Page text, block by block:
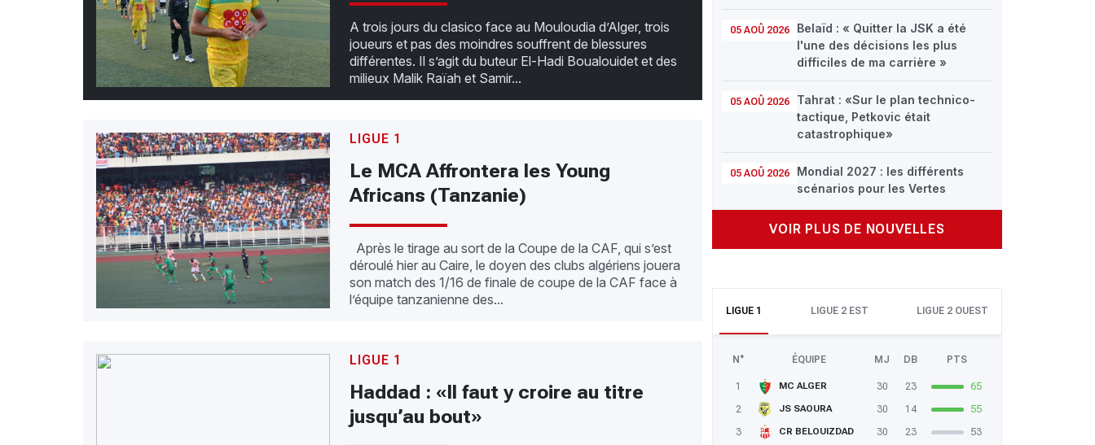
05 AOÛ 2026
Belaïd : « Quitter la JSK a été
l'une des décisions les plus
difficiles de ma carrière »
05 AOÛ 2026
Tahrat : «Sur le plan technico-
tactique, Petkovic était
catastrophique»
05 AOÛ 2026
Mondial 2027 : les différents
scénarios pour les Vertes
VOIR PLUS DE NOUVELLES
LIGUE 1 LIGUE 2 EST LIGUE 2 OUEST
N° ÉQUIPE MJ DB PTS
1 MC ALGER 30 23
65
2
JS SAOURA 30 14
55
3
CR BELOUIZDAD 30 23
53
A trois jours du clasico face au Mouloudia d’Alger, trois
joueurs et pas des moindres souffrent de blessures
différentes. Il s’agit du buteur El-Hadi Boualouidet et des
milieux Malik Raïah et Samir...
LIGUE 1
Le MCA Affrontera les Young
Africans (Tanzanie)
Après le tirage au sort de la Coupe de la CAF, qui s’est
déroulé hier au Caire, le doyen des clubs algériens jouera
son match des 1/16 de finale de coupe de la CAF face à
l’équipe tanzanienne des...
LIGUE 1
Haddad : «Il faut y croire au titre
jusqu’au bout»